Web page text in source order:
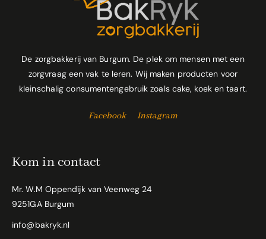
De zorgbakkerij van Burgum. De plek om mensen met een
zorgvraag een vak te leren. Wij maken producten voor
kleinschalig consumentengebruik zoals cake, koek en taart.
Facebook Instagram
Kom in contact
Mr. W.M Oppendijk van Veenweg 24
9251GA Burgum
info@bakryk.nl